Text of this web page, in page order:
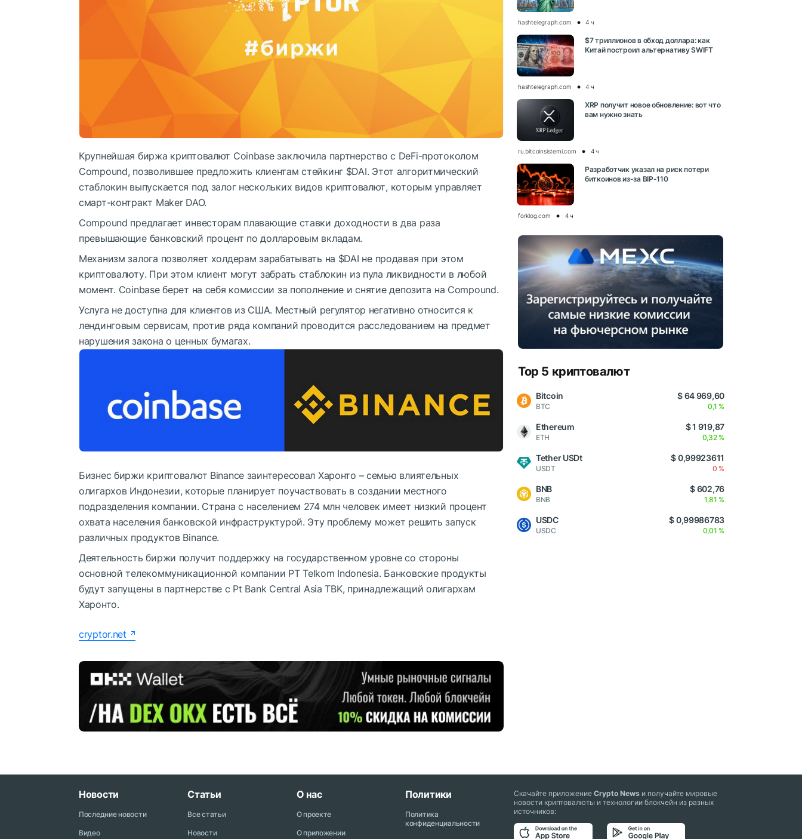
Крупнейшая биржа криптовалют Coinbase заключила партнерство с DeFi-протоколом
Compound, позволившее предложить клиентам стейкинг $DAI. Этот алгоритмический
стаблокин выпускается под залог нескольких видов криптовалют, которым управляет
смарт-контракт Maker DAO.
Compound предлагает инвесторам плавающие ставки доходности в два раза
превышающие банковский процент по долларовым вкладам.
Механизм залога позволяет холдерам зарабатывать на $DAI не продавая при этом
криптовалюту. При этом клиент могут забрать стаблокин из пула ликвидности в любой
момент. Coinbase берет на себя комиссии за пополнение и снятие депозита на Compound.
Услуга не доступна для клиентов из США. Местный регулятор негативно относится к
лендинговым сервисам, против ряда компаний проводится расследованием на предмет
нарушения закона о ценных бумагах.
Бизнес биржи криптовалют Binance заинтересовал Харонто – семью влиятельных
олигархов Индонезии, которые планирует поучаствовать в создании местного
подразделения компании. Страна с населением 274 млн человек имеет низкий процент
охвата населения банковской инфраструктурой. Эту проблему может решить запуск
различных продуктов Binance.
Деятельность биржи получит поддержку на государственном уровне со стороны
основной телекоммуникационной компании PT Telkom Indonesia. Банковские продукты
будут запущены в партнерстве с Pt Bank Central Asia TBK, принадлежащий олигархам
Харонто.
cryptor.net
hashtelegraph.com 4 ч
$7 триллионов в обход доллара: как
Китай построил альтернативу SWIFT
hashtelegraph.com 4 ч
XRP получит новое обновление: вот что
вам нужно знать
ru.bitcoinsistemi.com 4 ч
Разработчик указал на риск потери
биткоинов из-за BIP-110
forklog.com 4 ч
Top 5 криптовалют
Bitcoin
BTC
$ 64 969,60
0,1 %
Ethereum
ETH
$ 1 919,87
0,32 %
Tether USDt
USDT
$ 0,99923611
0 %
BNB
BNB
$ 602,76
1,81 %
USDC
USDC
$ 0,99986783
0,01 %
Новости
Последние новости
Видео
Статьи
Все статьи
Новости
О нас
О проекте
О приложении
Политики
Политика
конфиденциальности
Скачайте приложениеCrypto News и получайте мировые
новости криптовалюты и технологии блокчейн из разных
источников: